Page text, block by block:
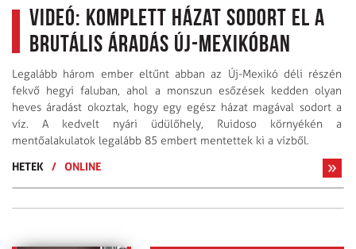
Videó: Komplett házat sodort el a
brutális áradás Új-Mexikóban
Legalább három ember eltűnt abban az Új-Mexikó déli részén
fekvő hegyi faluban, ahol a monszun esőzések kedden olyan
heves áradást okoztak, hogy egy egész házat magával sodort a
víz. A kedvelt nyári üdülőhely, Ruidoso környékén a
mentőalakulatok legalább 85 embert mentettek ki a vízből.
HETEK
/ ONLINE